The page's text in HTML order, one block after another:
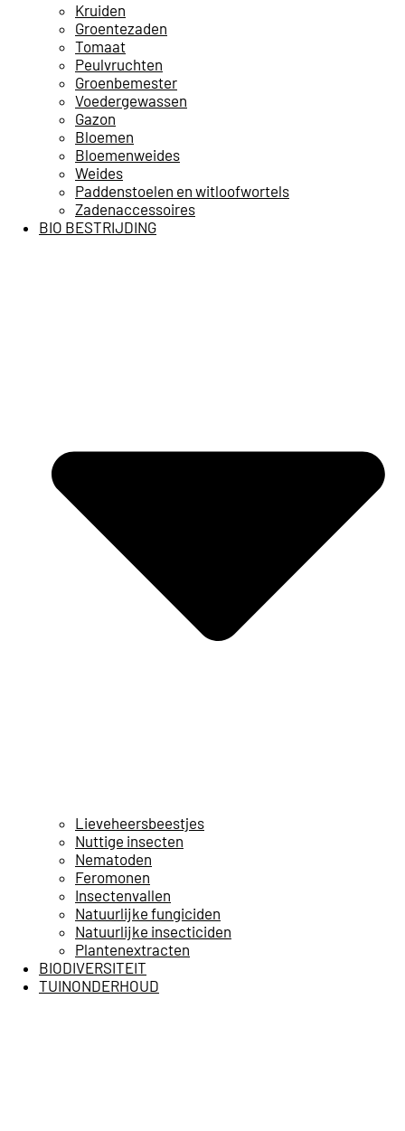
Kruiden
Groentezaden
Tomaat
Peulvruchten
Groenbemester
Voedergewassen
Gazon
Bloemen
Bloemenweides
Weides
Paddenstoelen en witloofwortels
Zadenaccessoires
BIO BESTRIJDING
Lieveheersbeestjes
Nuttige insecten
Nematoden
Feromonen
Insectenvallen
Natuurlijke fungiciden
Natuurlijke insecticiden
Plantenextracten
BIODIVERSITEIT
TUINONDERHOUD